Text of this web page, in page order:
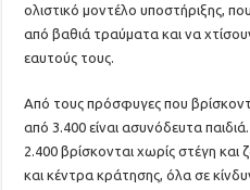
ολιστικό μοντέλο υποστήριξης,
από βαθιά τραύματα και να
εαυτούς τους.
Από τους πρόσφυγες που
από 3.400 είναι ασυνόδευτα
2.400 βρίσκονται χωρίς στέγη
και κέντρα κράτησης, όλα σε